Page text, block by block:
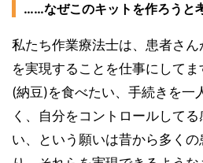
……なぜこのキットを作ろうと
私たち作業療法士は、患者さ
を実現することを仕事にして
(納豆)を食べたい、手続きを一
く、自分をコントロールして
い、という願いは昔から多く